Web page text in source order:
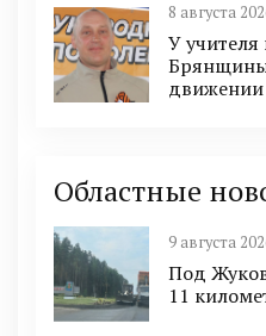
8 августа
У
движении
Областные
9 августа
Под
11